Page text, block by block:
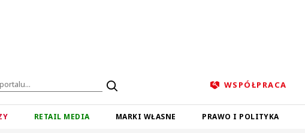
WSPÓŁPRACA
RETAIL MEDIA MARKI WŁASNE PRAWO I POLITYKA